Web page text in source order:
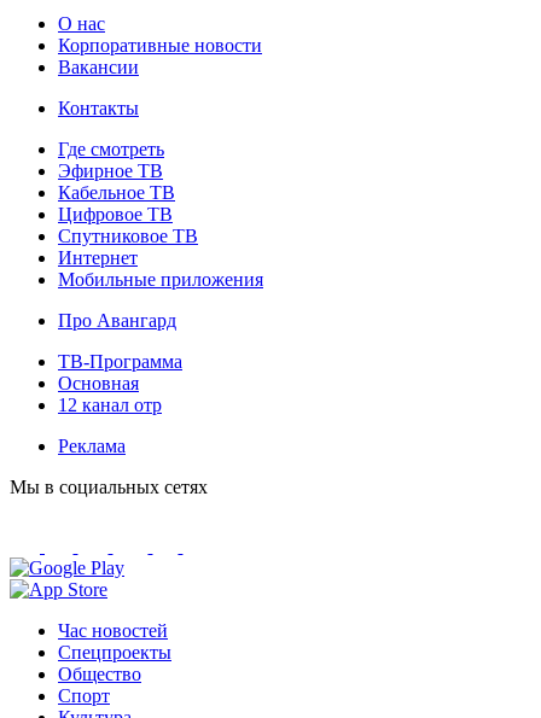
О нас
Корпоративные новости
Вакансии
Контакты
Где смотреть
Эфирное ТВ
Кабельное ТВ
Цифровое ТВ
Спутниковое ТВ
Интернет
Мобильные приложения
Про Авангард
ТВ-Программа
Основная
12 канал отр
Реклама
Мы в социальных сетях
Час новостей
Спецпроекты
Общество
Спорт